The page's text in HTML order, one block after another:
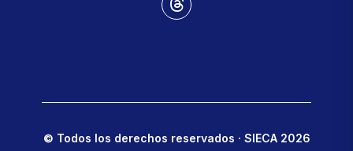
© Todos los derechos reservados · SIECA 2026